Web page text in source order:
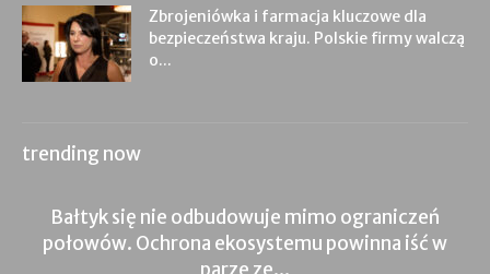
Zbrojeniówka i farmacja kluczowe dla
bezpieczeństwa kraju. Polskie firmy walczą
o...
trending now
Bałtyk się nie odbudowuje mimo ograniczeń
połowów. Ochrona ekosystemu powinna iść w
parze ze...